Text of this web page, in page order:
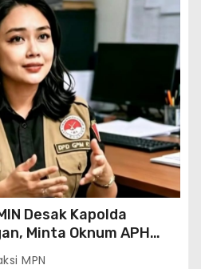
Desak Kapolda
Minta Oknum APH
Sintang Ditindak
MPN